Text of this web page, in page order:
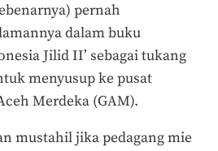
pernah
dalam buku
Jilid II’ sebagai tukang
menyusup ke pusat
Merdeka (GAM).
mustahil jika pedagang mie